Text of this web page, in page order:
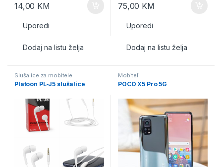
14,00 KM
Uporedi
Dodaj na listu želja
75,00 KM
Uporedi
Dodaj na listu želja
Slušalice za mobitele
Platoon PL‑J5 slušalice
Mobiteli
POCO X5 Pro 5G